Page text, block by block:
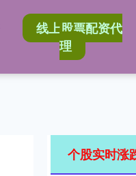
线上股票配资代
理
个股实时涨